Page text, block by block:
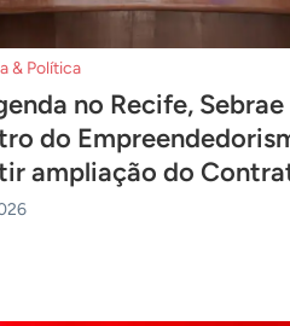
& Política
no Recife,
do
ampliação do